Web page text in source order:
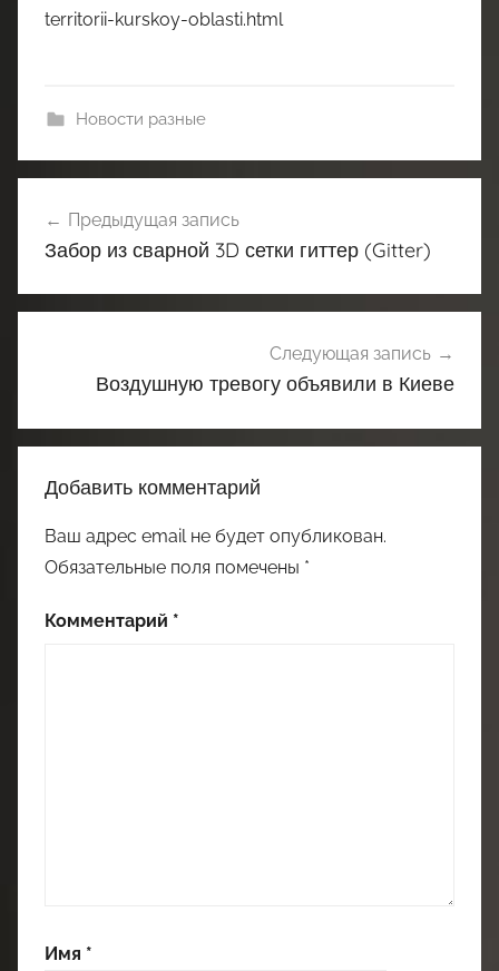
territorii-kurskoy-oblasti.html
Новости разные
по
Предыдущая запись
Забор из сварной 3D сетки гиттер (Gitter)
Следующая запись
Воздушную тревогу объявили в Киеве
Добавить комментарий
Ваш адрес email не будет опубликован.
Обязательные поля помечены *
Комментарий *
Имя *